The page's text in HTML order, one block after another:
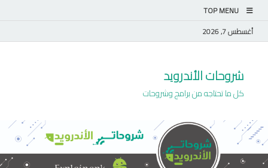
TOP MENU
أغسطس 7, 2026
شروحات الأندرويد
كل ما تحتاجه من برامج وشروحات